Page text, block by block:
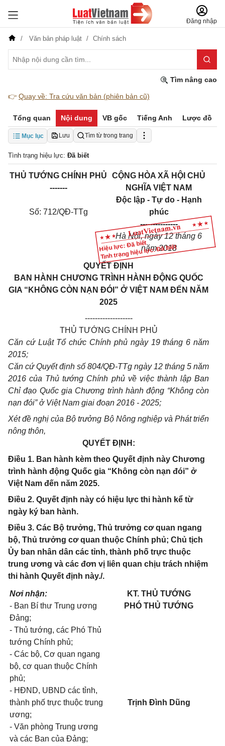
Đăng nhập
Văn bản pháp luật Chính sách
Tìm nâng cao
👉 Quay về: Tra cứu văn bản (phiên bản cũ)
Tổng quan Nội dung VB gốc Tiếng Anh Lược đồ
Mục lục Lưu Tìm từ trong trang
Tình trạng hiệu lực: Đã biết
Hiệu lực: Đã biết
Tình trạng hiệu lực: Đã biết
THỦ TƯỚNG CHÍNH PHỦ
-------
Số: 712/QĐ-TTg
CỘNG HÒA XÃ HỘI CHỦ
NGHĨA VIỆT NAM
Độc lập - Tự do - Hạnh
phúc
---------------
Hà Nội, ngày12tháng 6
năm 2018
QUYẾT ĐỊNH
BAN HÀNH CHƯƠNG TRÌNH HÀNH ĐỘNG QUỐC
GIA “KHÔNG CÒN NẠN ĐÓI” Ở VIỆT NAM ĐẾN NĂM
2025
-------------------
THỦ TƯỚNG CHÍNH PHỦ
Căn cứ Luật Tổ chức Chính phủ ngày 19 tháng 6 năm
2015;
Căn cứ Quyết định số 804/QĐ-TTg ngày 12 tháng 5 năm
2016của Thủ tướng Chính phủ về việc thành lập Ban
Chỉ đạo Quốc gia Chương trình hành động “Không còn
nạn đói” ở Việt Nam giai đoạn 2016 - 2025;
Xét đề nghị của Bộ trưởng Bộ Nông nghiệp và Phát triển
nông thôn,
QUYẾT ĐỊNH:
Điều 1. Ban hành kèm theo Quyết định này Chương
trình hành động Quốc gia “Không còn nạn đói” ở
Việt Nam đến năm 2025.
Điều 2. Quyết định này có hiệu lực thi hành kể từ
ngày ký ban hành.
Điều 3. Các Bộ trưởng, Thủ trưởng cơ quan ngang
bộ, Thủ trưởng cơ quan thuộc Chính phủ; Chủ tịch
Ủy ban nhân dân các tỉnh, thành phố trực thuộc
trung ương và các đơn vị liên quan chịu trách nhiệm
thi hành Quyết định này./.
Nơi nhận:
- Ban Bí thư Trung ương
Đảng;
- Thủ tướng, các Phó Thủ
tướng Chính phủ;
- Các bộ, Cơ quan ngang
bộ, cơ quan thuộc Chính
phủ;
- HĐND, UBND các tỉnh,
thành phố trực thuộc trung
ương;
- Văn phòng Trung ương
và các Ban của Đảng;
KT. THỦ TƯỚNG
PHÓ THỦ TƯỚNG
Trịnh Đình Dũng